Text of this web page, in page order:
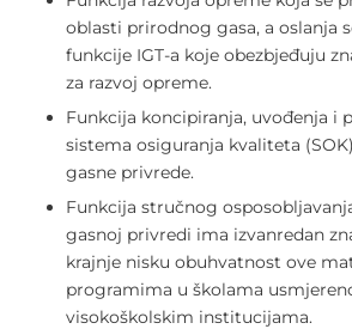
oblasti prirodnog gasa, a oslanja
funkcije IGT-a koje obezbjeđuju
za razvoj opreme.
Funkcija koncipiranja, uvođenja i
sistema osiguranja kvaliteta
gasne privrede.
Funkcija stručnog
gasnoj privredi ima izvanredan
krajnje nisku obuhvatnost ove
programima u školama
visokoškolskim institucijama.